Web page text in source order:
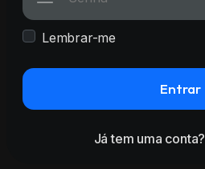
Lembrar-me
Entrar
Já tem uma conta?